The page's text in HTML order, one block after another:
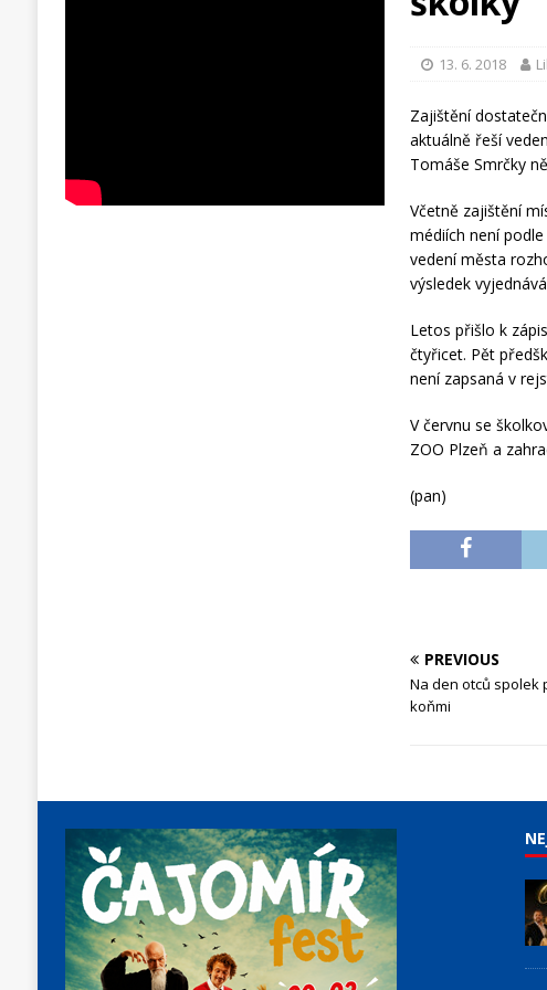
13. 6. 2018
Zajištění
aktuálně řeší
Tomáše Smrčky
Včetně zajištění
médiích není
vedení města
výsledek
Letos přišlo k
čtyřicet. Pět
není zapsaná v
V červnu se
ZOO Plzeň a
(pan)
PREVIOUS
Na den otců spolek
koňmi